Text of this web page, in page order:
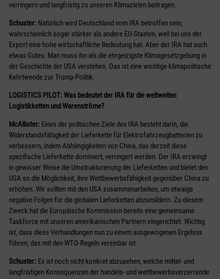
verringern und langfristig zu unseren Klimazielen beitragen.
Schuster: Natürlich wird Deutschland vom IRA betroffen sein,
wahrscheinlich sogar stärker als andere EU-Staaten, weil bei uns der
Export eine hohe wirtschaftliche Bedeutung hat. Aber der IRA hat auch
etwas Gutes: Man muss ihn als die ehrgeizigste Klimagesetzgebung in
der Geschichte der USA verstehen. Das ist eine wichtige klimapolitische
Kehrtwende zur Trump-Politik.
LOGISTICS PILOT: Was bedeutet der IRA für die weltweiten
Logistikketten und Warenströme?
McAllister: Eines der politischen Ziele des IRA besteht darin, die
Widerstandsfähigkeit der Lieferkette für Elektrofahrzeugbatterien zu
verbessern, indem Abhängigkeiten von China, das derzeit diese
spezifische Lieferkette dominiert, verringert werden. Der IRA erzwingt
in gewisser Weise die Umstrukturierung der Lieferketten und bietet den
USA so die Möglichkeit, ihre Wettbewerbsfähigkeit gegenüber China zu
erhöhen. Wir sollten mit den USA zusammenarbeiten, um etwaige
negative Folgen für die globalen Lieferketten abzumildern. Zu diesem
Zweck hat die Europäische Kommission bereits eine gemeinsame
Taskforce mit unseren amerikanischen Partnern eingerichtet. Wichtig
ist, dass diese Verhandlungen nun zu einem ausgewogenen Ergebnis
führen, das mit den WTO-Regeln vereinbar ist.
Schuster: Es ist noch nicht konkret abzusehen, welche mittel- und
langfristigen Konsequenzen der handels- und wettbewerbsverzerrende